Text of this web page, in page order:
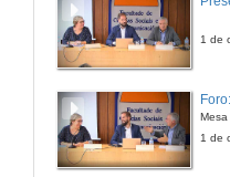
1 de
1 de